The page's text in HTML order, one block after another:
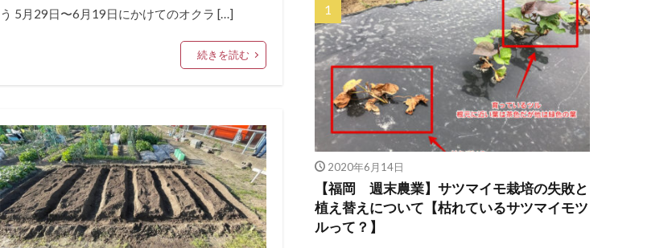
う 5月29日〜6月19日にかけてのオクラ […]
続きを読む
2020年6月14日
【福岡 週末農業】サツマイモ栽培の失敗と
植え替えについて【枯れているサツマイモツ
ルって？】